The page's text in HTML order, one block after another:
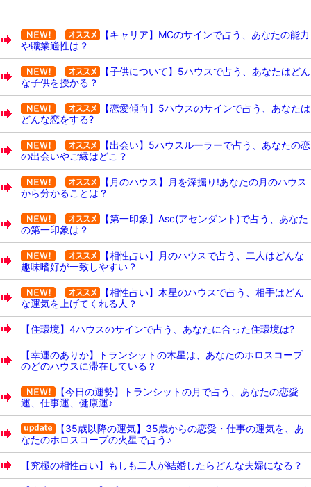
【キャリア】MCのサインで占う、あなたの能力
や職業適性は？
【子供について】5ハウスで占う、あなたはどん
な子供を授かる？
【恋愛傾向】5ハウスのサインで占う、あなたは
どんな恋をする?
【出会い】5ハウスルーラーで占う、あなたの恋
の出会いやご縁はどこ？
【月のハウス】月を深掘り!あなたの月のハウス
から分かることは？
【第一印象】Asc(アセンダント)で占う、あなた
の第一印象は？
【相性占い】月のハウスで占う、二人はどんな
趣味嗜好が一致しやすい？
【相性占い】木星のハウスで占う、相手はどん
な運気を上げてくれる人？
【住環境】4ハウスのサインで占う、あなたに合った住環境は?
【幸運のありか】トランシットの木星は、あなたのホロスコープ
のどのハウスに滞在している？
【今日の運勢】トランシットの月で占う、あなたの恋愛
運、仕事運、健康運♪
【35歳以降の運気】35歳からの恋愛・仕事の運気を、あ
なたのホロスコープの火星で占う♪
【究極の相性占い】もしも二人が結婚したらどんな夫婦になる？